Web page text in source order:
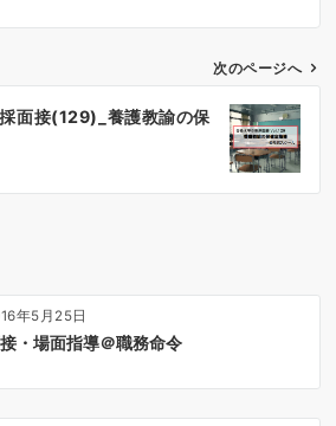
次のページへ
面接(129)_養護教諭の保
年5月25日
・場面指導＠職務命令